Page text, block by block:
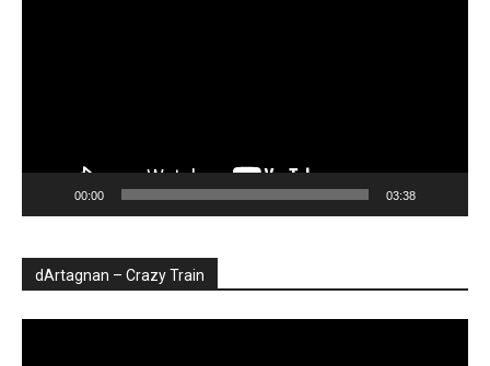
00:00 03:38
dArtagnan – Crazy Train